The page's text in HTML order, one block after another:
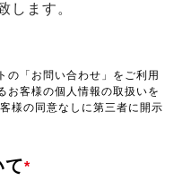
します。
の「お問い合わせ」をご利用
お客様の個人情報の取扱いを
様の同意なしに第三者に開示
て*